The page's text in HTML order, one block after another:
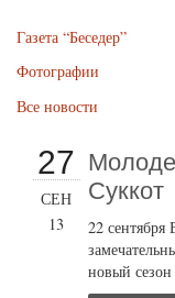
Газета “Беседер”
Фотографии
Все новости
27
СЕН
13
Суккот
22
новый